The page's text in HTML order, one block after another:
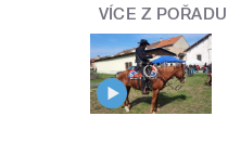
VÍCE Z POŘADU